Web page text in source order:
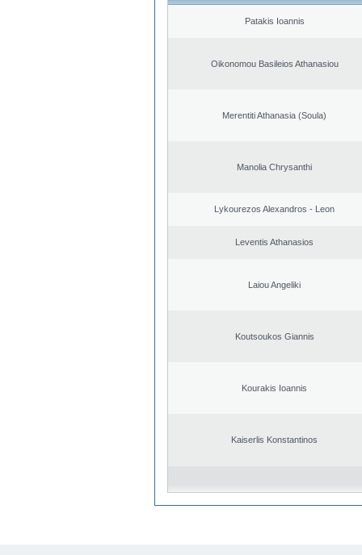
Patakis Ioannis
Oikonomou Basileios Athanasiou
Merentiti Athanasia (Soula)
Manolia Chrysanthi
Lykourezos Alexandros - Leon
Leventis Athanasios
Laiou Angeliki
Koutsoukos Giannis
Kourakis Ioannis
Kaiserlis Konstantinos